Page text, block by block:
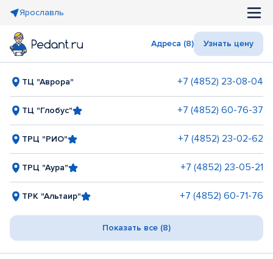
Ярославль
Адреса (8) Узнать цену
ТЦ "Аврора" +7 (4852) 23-08-04
ТЦ "Глобус" +7 (4852) 60-76-37
ТРЦ "РИО" +7 (4852) 23-02-62
ТРЦ "Аура" +7 (4852) 23-05-21
ТРК "Альтаир" +7 (4852) 60-71-76
Показать все (8)